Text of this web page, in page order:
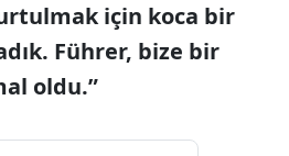
için koca bir
Führer, bize bir
oldu.”